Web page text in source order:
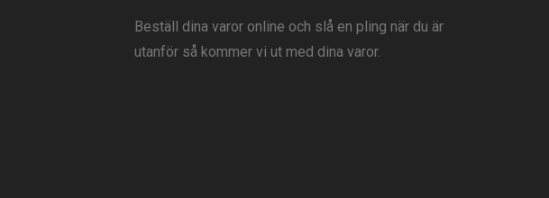
Beställ dina varor online och slå en pling när du är
utanför så kommer vi ut med dina varor.